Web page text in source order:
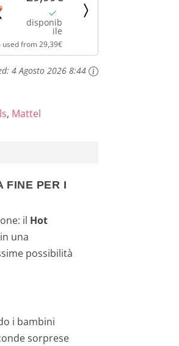
disponib
ile
used from 29,39€
4 Agosto 2026 8:44
, Mattel
FINE PER I
il Hot
una
possibilità
i bambini
sorprese